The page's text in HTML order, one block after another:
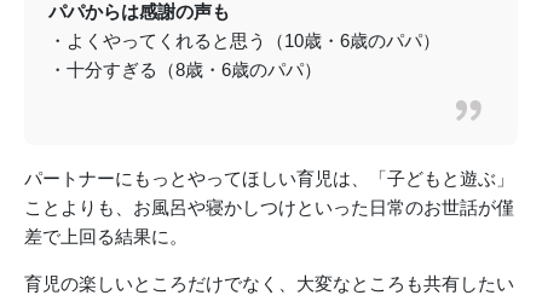
パパからは感謝の声も
・よくやってくれると思う（10歳・6歳のパパ）
・十分すぎる（8歳・6歳のパパ）
パートナーにもっとやってほしい育児は、「子どもと遊ぶ」
ことよりも、お風呂や寝かしつけといった日常のお世話が僅
差で上回る結果に。
育児の楽しいところだけでなく、大変なところも共有したい